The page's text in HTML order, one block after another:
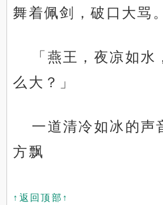
舞着佩剑，破口大骂。
「燕王，夜凉如
么大？」
一道清冷如冰的声
方飘
↑返回顶部↑